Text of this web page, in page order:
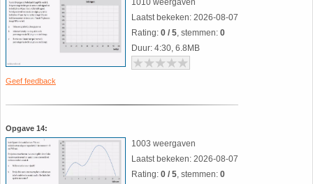
Geef feedback
1010 weergaven
Laatst bekeken: 2026-08-07
Rating: 0 / 5, stemmen: 0
Duur: 4:30, 6.8MB
Opgave 14:
1003 weergaven
Laatst bekeken: 2026-08-07
Rating: 0 / 5, stemmen: 0